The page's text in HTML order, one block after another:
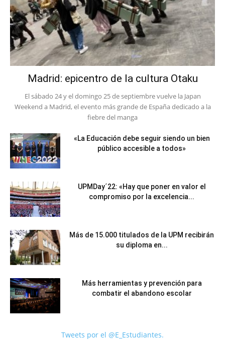
Madrid: epicentro de la cultura Otaku
El sábado 24 y el domingo 25 de septiembre vuelve la Japan
Weekend a Madrid, el evento más grande de España dedicado a la
fiebre del manga
«La Educación debe seguir siendo un bien
público accesible a todos»
UPMDay´22: «Hay que poner en valor el
compromiso por la excelencia...
Más de 15.000 titulados de la UPM recibirán
su diploma en...
Más herramientas y prevención para
combatir el abandono escolar
Tweets por el @E_Estudiantes.